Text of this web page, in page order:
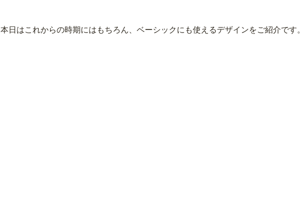
本日はこれからの時期にはもちろん、ベーシックにも使えるデザインをご紹介です。